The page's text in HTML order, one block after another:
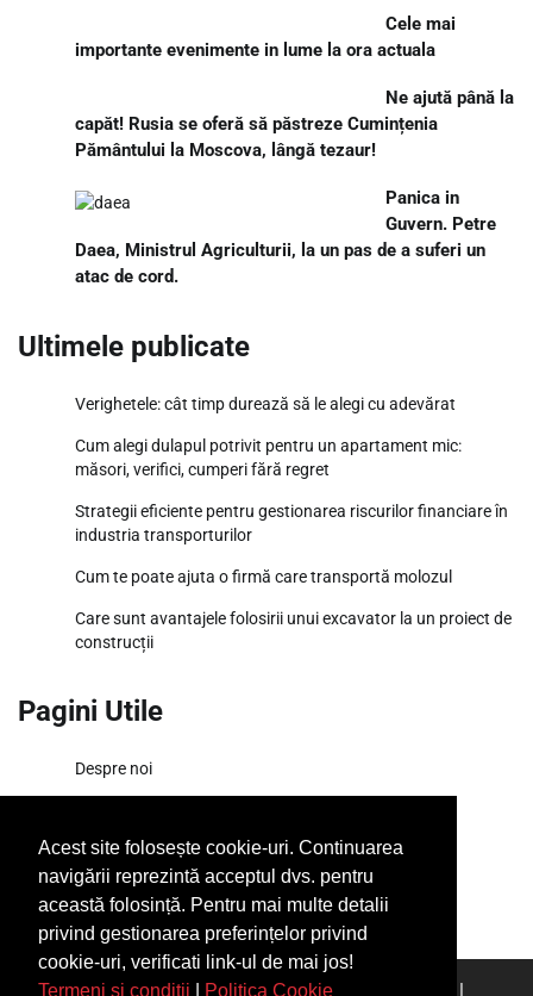
Acest site folosește cookie-uri. Continuarea
navigării reprezintă acceptul dvs. pentru
această folosință. Pentru mai multe detalii
privind gestionarea preferințelor privind
cookie-uri, verificati link-ul de mai jos!
Termeni si conditii
Politica Cookie
Cele mai
importante evenimente in lume la ora actuala
Ne ajută până la
capăt! Rusia se oferă să păstreze Cumințenia
Pământului la Moscova, lângă tezaur!
Panica in
Guvern. Petre
Daea, Ministrul Agriculturii, la un pas de a suferi un
atac de cord.
Ultimele publicate
Verighetele: cât timp durează să le alegi cu adevărat
Cum alegi dulapul potrivit pentru un apartament mic:
măsori, verifici, cumperi fără regret
Strategii eficiente pentru gestionarea riscurilor financiare în
industria transporturilor
Cum te poate ajuta o firmă care transportă molozul
Care sunt avantajele folosirii unui excavator la un proiect de
construcții
Pagini Utile
Despre noi
SiteMap
Copyright © 2026Ponturi Fierbinți|Articolul tau aici